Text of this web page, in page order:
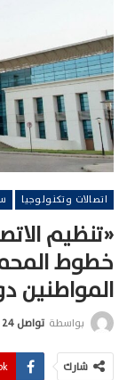
اتصالات وتكنولوجيا
«تنظيم
خطوط
المواطنين
بواسطة تواصل 24
شارك